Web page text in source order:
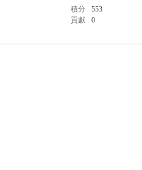
積分
553
貢獻 0